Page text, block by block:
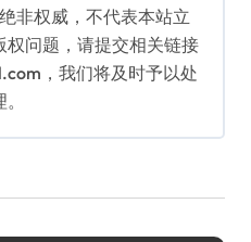
非权威，不代表本站立
问题，请提交相关链接
，我们将及时予以处